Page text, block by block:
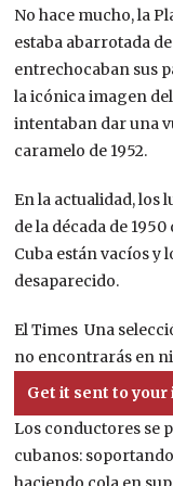
No hace mucho, la
estaba abarrotada
entrechocaban sus
la icónica imagen
intentaban dar una
caramelo de 1952.
En la actualidad, los
de la década de
Cuba están vacíos y
desaparecido.
El TimesUna
no encontrarás en
Get it sent to your
Los conductores se
cubanos: